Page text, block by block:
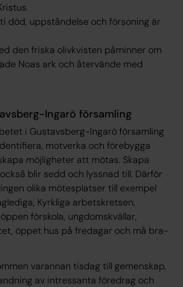
död, uppståndelse och försoning är
den friska olivkvisten påminner om
Noas ark och återvände med
Ingarö församling
i Gustavsberg-Ingarö församling
motverka och förebygga
möjligheter att mötas. Skapa
blir sedd och lyssnad till. Därför
olika mötesplatser till exempel
Kyrkliga arbetskretsen,
förskola, ungdomskvällar,
öppet hus på fredagar och må bra-
varannan tisdag till gemenskap,
av intressanta föredrag och